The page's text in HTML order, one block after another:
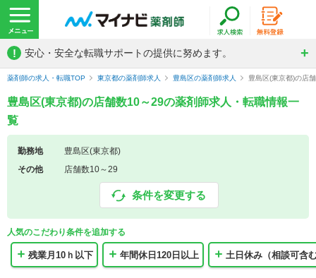
! 安心・安全な転職サポートの提供に努めます。
薬剤師の求人・転職TOP 東京都の薬剤師求人 豊島区の薬剤師求人 豊島区(東京都)の店
豊島区(東京都)の店舗数10～29の薬剤師求人・転職情報一
覧
勤務地
豊島区(東京都)
その他
店舗数10～29
条件を変更する
人気のこだわり条件を追加する
残業月10ｈ以下 年間休日120日以上 土日休み（相談可含